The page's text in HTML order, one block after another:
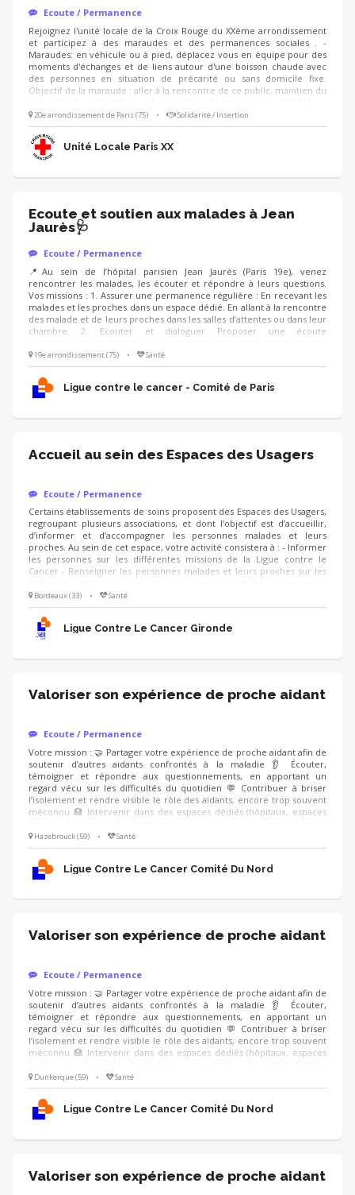
Ecoute / Permanence
Rejoignez l'unité locale de la Croix Rouge du XXème arrondissement
et participez à des maraudes et des permanences sociales . -
Maraudes: en véhicule ou à pied, déplacez vous en équipe pour des
moments d'échanges et de liens autour d'une boisson chaude avec
des personnes en situation de précarité ou sans domicile fixe.
Objectif de la maraude : aller à la rencontre de ce public, maintien du
Permanences : au sein de nos locaux, accueil et orientation du public
pour les accompagner dans des besoins divers (comprendre des
documents/ les orienter vers les bonnes institutions/ créer un CV.. ).
20e arrondissement de Paris (75) • Solidarité / Insertion
Unité Locale Paris XX
Ecoute et soutien aux malades à Jean
Jaurès🩺
Ecoute / Permanence
📍Au sein de l’hôpital parisien Jean Jaurès (Paris 19e), venez
rencontrer les malades, les écouter et répondre à leurs questions.
Vos missions : 1. Assurer une permanence régulière : En recevant les
malades et les proches dans un espace dédié. En allant à la rencontre
des malade et de leurs proches dans les salles d’attentes ou dans leur
chambre. 2. Ecouter et dialoguer Proposer une écoute
inquiétudes) Informer sur les activités offertes par la Ligue Savoir
orienter vers des personnes compétentes Savoir garder toute la
réserve nécessaire afin d’être accueilli et respecté par les équipes
soignantes
19e arrondissement (75) • Santé
Ligue contre le cancer - Comité de Paris
Accueil au sein des Espaces des Usagers
Ecoute / Permanence
Certains établissements de soins proposent des Espaces des Usagers,
regroupant plusieurs associations, et dont l’objectif est d’accueillir,
d’informer et d’accompagner les personnes malades et leurs
proches. Au sein de cet espace, votre activité consistera à : - Informer
les personnes sur les différentes missions de la Ligue contre le
Cancer - Renseigner les personnes malades et leurs proches sur les
dans leur parcours de soins Compétences: - Capacité d’écoute,
empathie - Respect de la confidentialité - Aisance orale et qualités
relationnelles - Capacité à travailler en équipe et à respecter les
consignes
Bordeaux (33) • Santé
Ligue Contre Le Cancer Gironde
Valoriser son expérience de proche aidant
Ecoute / Permanence
Votre mission : 🤝 Partager votre expérience de proche aidant afin de
soutenir d’autres aidants confrontés à la maladie 👂 Écouter,
témoigner et répondre aux questionnements, en apportant un
regard vécu sur les difficultés du quotidien 💬 Contribuer à briser
l’isolement et rendre visible le rôle des aidants, encore trop souvent
méconnu 🏥 Intervenir dans des espaces dédiés (hôpitaux, espaces
(professionnels de santé, entreprises), en étant accompagné.e par un
modérateur formé Compétences : ❤️ Écoute bienveillante et
empathie 🗝️ Capacité à prendre du recul sur son vécu 🤐 Respect du
cadre et de la confidentialité
Hazebrouck (59) • Santé
Ligue Contre Le Cancer Comité Du Nord
Valoriser son expérience de proche aidant
Ecoute / Permanence
Votre mission : 🤝 Partager votre expérience de proche aidant afin de
soutenir d’autres aidants confrontés à la maladie 👂 Écouter,
témoigner et répondre aux questionnements, en apportant un
regard vécu sur les difficultés du quotidien 💬 Contribuer à briser
l’isolement et rendre visible le rôle des aidants, encore trop souvent
méconnu 🏥 Intervenir dans des espaces dédiés (hôpitaux, espaces
(professionnels de santé, entreprises), en étant accompagné.e par un
modérateur formé Compétences : ❤️ Écoute bienveillante et
empathie 🗝️ Capacité à prendre du recul sur son vécu 🤐 Respect du
cadre et de la confidentialité
Dunkerque (59) • Santé
Ligue Contre Le Cancer Comité Du Nord
Valoriser son expérience de proche aidant